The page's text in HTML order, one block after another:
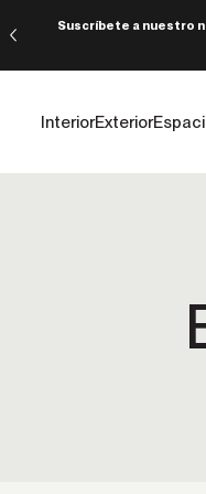
Suscríbete a nuestro
InteriorExterior